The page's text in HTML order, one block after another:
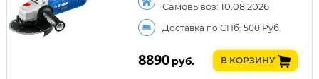
Самовывоз: 10.08.2026
Доставка по СПб: 500 Руб.
8890 руб. В КОРЗИНУ